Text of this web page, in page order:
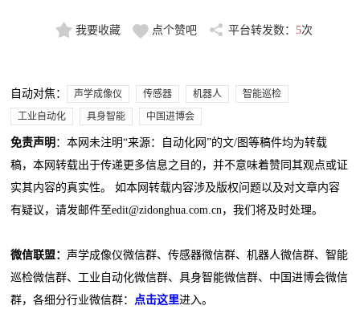
我要收藏 点个赞吧 平台转发数： 5次
自动对焦： 声学成像仪 传感器 机器人
智能巡检
工业自动化
具身智能 中国进博会
免责声明 ：本网未注明“来源：自动化网”的文/图等稿件均为转载
稿，本网转载出于传递更多信息之目的，并不意味着赞同其观点或证
实其内容的真实性。 如本网转载内容涉及版权问题以及对文章内容
有疑议，请发邮件至edit@zidonghua.com.cn，我们将及时处理。
微信联盟： 声学成像仪微信群、传感器微信群、机器人微信群、智能
巡检微信群、工业自动化微信群、具身智能微信群、中国进博会微信
群，各细分行业微信群：
点击这里进入。